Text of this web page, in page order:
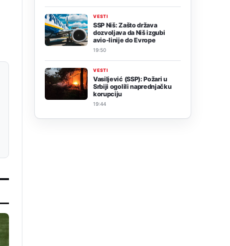
VESTI
SSP Niš: Zašto država
dozvoljava da Niš izgubi
avio-linije do Evrope
19:50
VESTI
Vasiljević (SSP): Požari u
Srbiji ogolili naprednjačku
korupciju
19:44